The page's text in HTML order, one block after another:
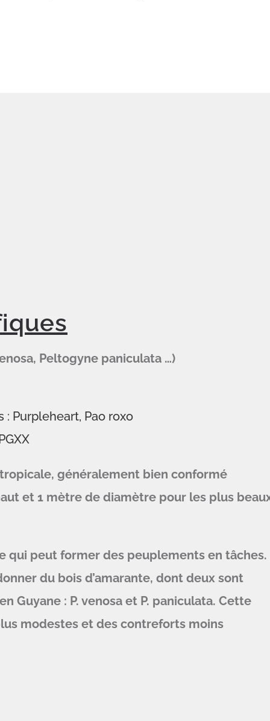
Peltogyne paniculata …)
Purpleheart, Pao roxo
généralement bien conformé
et 1 mètre de diamètre pour les plus
qui peut former des peuplements en tâches.
du bois d’amarante, dont deux sont
Guyane : P. venosa et P. paniculata. Cette
modestes et des contreforts moins